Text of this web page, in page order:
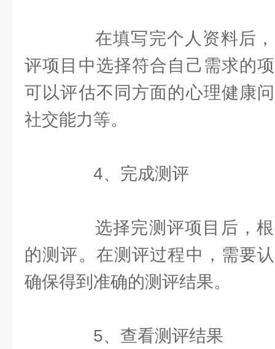
在填写完个人资料后，
评项目中选择符合自己需求的
可以评估不同方面的心理健康
社交能力等。
4、完成测评
选择完测评项目后，根
的测评。在测评过程中，需要
确保得到准确的测评结果。
5、查看测评结果